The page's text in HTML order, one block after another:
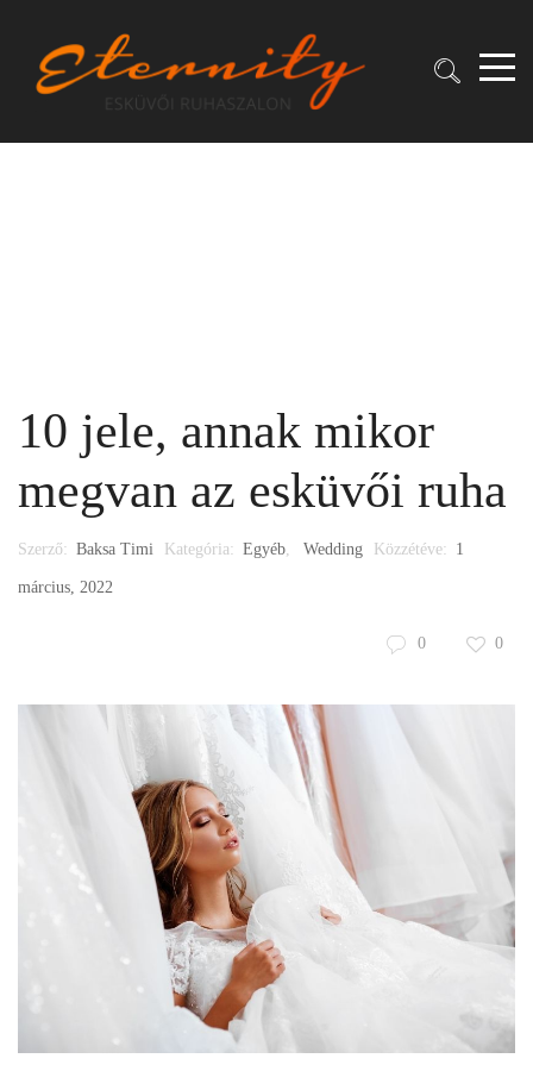
10 jele, annak mikor
megvan az esküvői ruha
Szerző: Baksa Timi Kategória: Egyéb, Wedding Közzétéve: 1
március, 2022
0 0